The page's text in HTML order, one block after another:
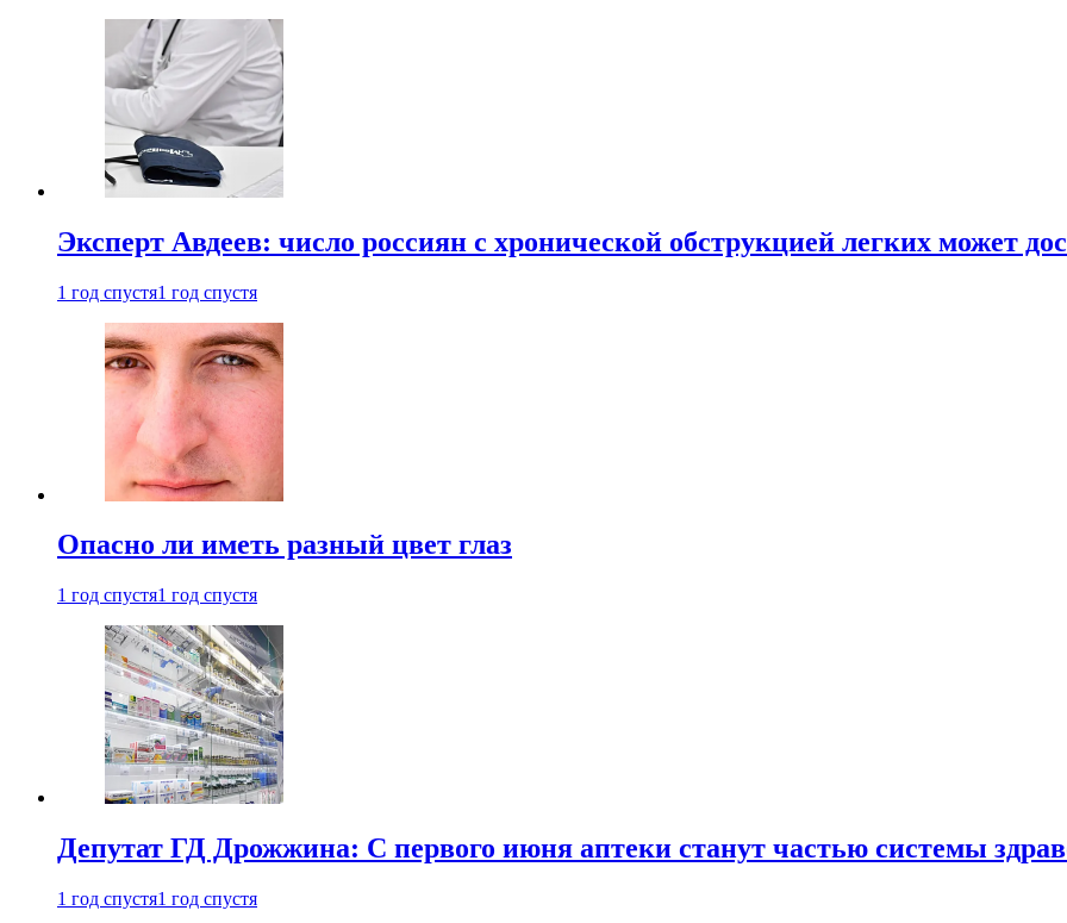
Эксперт Авдеев: число россиян с хронической обструкцией легких может
1 год спустя1 год спустя
Опасно ли иметь разный цвет глаз
1 год спустя1 год спустя
Депутат ГД Дрожжина: С первого июня аптеки станут частью системы
1 год спустя1 год спустя